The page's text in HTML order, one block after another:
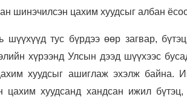
шинэчилсэн цахим хуудсыг албан
шүүхүүд тус бүрдээ өөр загвар,
хүрээнд Улсын дээд шүүхээс
хуудсыг ашиглаж эхэлж байна.
цахим хуудсанд хандсан ижил